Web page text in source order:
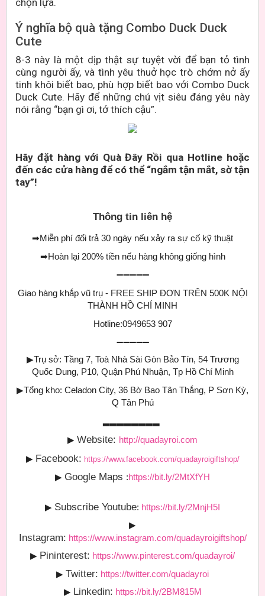
Ý nghĩa bộ quà tặng Combo Duck Duck
Cute
8-3 này là một dịp thật sự tuyệt vời để bạn tỏ tình
cùng người ấy, và tình yêu thuở học trò chớm nở ấy
tinh khôi biết bao, phù hợp biết bao với Combo Duck
Duck Cute. Hãy để những chú vịt siêu đáng yêu này
nói rằng “bạn gì ơi, tớ thích cậu”.
Hãy đặt hàng với Quà Đây Rồi qua Hotline hoặc
đến các cửa hàng để có thể “ngắm tận mắt, sờ tận
tay”!
Thông tin liên hệ
➡Miễn phí đổi trả 30 ngày nếu xảy ra sự cố kỹ thuật
➡Hoàn lại 200% tiền nếu hàng không giống hình
➖➖➖➖➖
Giao hàng khắp vũ trụ - FREE SHIP ĐƠN TRÊN 500K NỘI
THÀNH HỒ CHÍ MINH
Hotline:0949653 907
➖➖➖➖➖
▶Trụ sở: Tầng 7, Toà Nhà Sài Gòn Bảo Tín, 54 Trương
Quốc Dung, P10, Quận Phú Nhuận, Tp Hồ Chí Minh
▶Tổng kho: Celadon City, 36 Bờ Bao Tân Thắng, P Sơn Kỳ,
Q Tân Phú
▶ Website: http://quadayroi.com
▶ Facebook: https://www.facebook.com/quadayroigiftshop/
▶ Google Maps :https://bit.ly/2MtXfYH
▶ Subscribe Youtube: https://bit.ly/2MnjH5I
▶
Instagram: https://www.instagram.com/quadayroigiftshop/
▶ Pininterest: https://www.pinterest.com/quadayroi/
▶ Twitter: https://twitter.com/quadayroi
▶ Linkedin: https://bit.ly/2BM815M